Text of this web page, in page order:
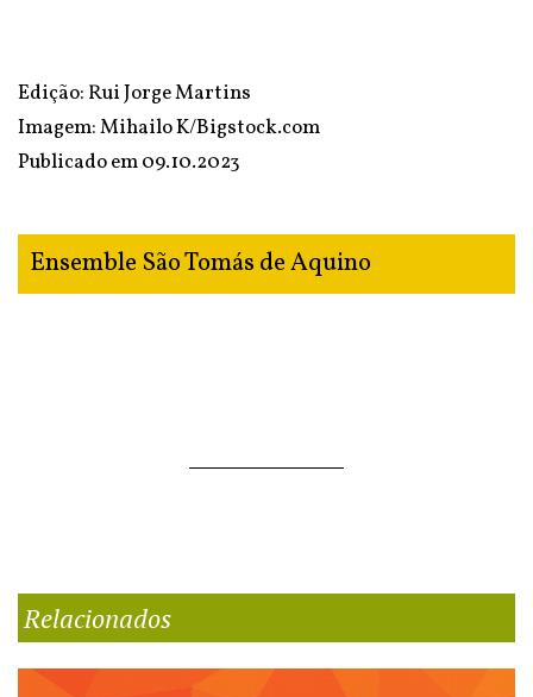
Edição: Rui Jorge Martins
Imagem: Mihailo K/Bigstock.com
Publicado em09.10.2023
Ensemble São Tomás de Aquino
Relacionados